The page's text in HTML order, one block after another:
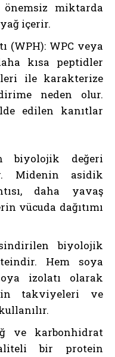
önemsiz miktarda
içerir.
(WPH): WPC veya
kısa peptidler
ile karakterize
neden olur.
edilen kanıtlar
biyolojik değeri
Midenin asidik
daha yavaş
vücuda dağıtımı
biyolojik
Hem soya
izolatı olarak
takviyeleri ve
ve karbonhidrat
bir protein